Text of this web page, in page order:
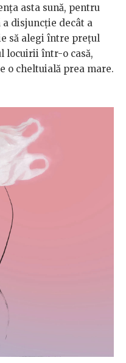
asta sună, pentru
disjuncție decât a
să alegi între prețul
locuirii într-o casă,
o cheltuială prea mare.